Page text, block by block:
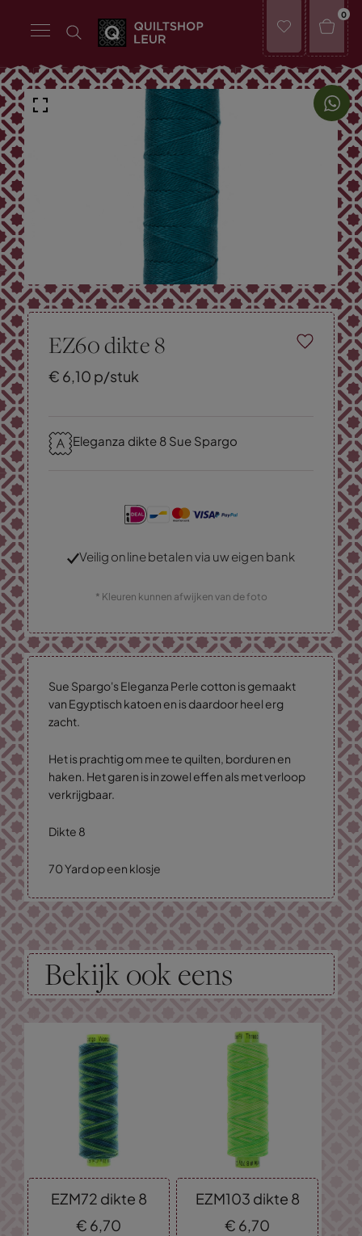
0
EZ60 dikte 8
€ 6,10 p/stuk
Eleganza dikte 8 Sue Spargo
Veilig online betalen via uw eigen bank
* Kleuren kunnen afwijken van de foto
Sue Spargo's Eleganza Perle cotton is gemaakt
van Egyptisch katoen en is daardoor heel erg
zacht.
Het is prachtig om mee te quilten, borduren en
haken. Het garen is in zowel effen als met verloop
verkrijgbaar.
Dikte 8
70 Yard op een klosje
Bekijk ook eens
EZM72 dikte 8
€ 6,70
EZM103 dikte 8
€ 6,70